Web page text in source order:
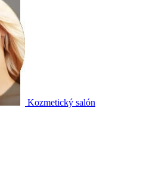
Kozmetický salón